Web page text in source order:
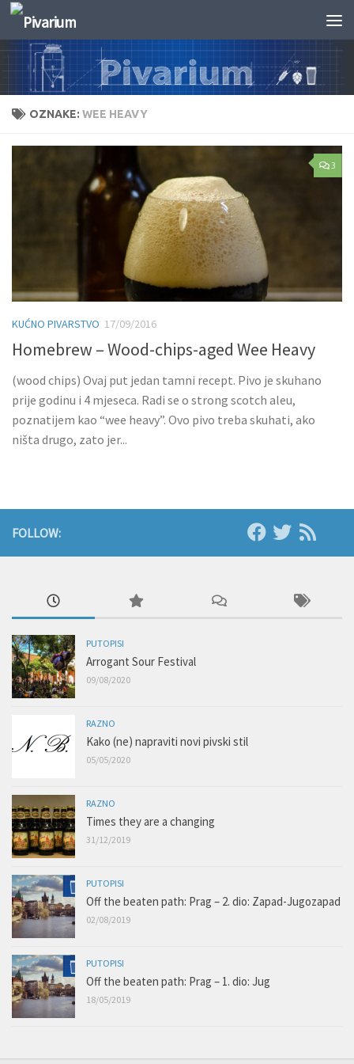
Skip to content
OZNAKE: WEE HEAVY
3
KUĆNO PIVARSTVO 17/09/2016
Homebrew – Wood-chips-aged Wee Heavy
(wood chips) Ovaj put jedan tamni recept. Pivo je skuhano
prije godinu i 4 mjeseca. Radi se o strong scotch aleu,
poznatijem kao “wee heavy”. Ovo pivo treba skuhati, ako
ništa drugo, zato jer...
FOLLOW:
PUTOPISI
Arrogant Sour Festival
09/08/2020
RAZNO
Kako (ne) napraviti novi pivski stil
05/05/2020
RAZNO
Times they are a changing
31/12/2019
PUTOPISI
Off the beaten path: Prag – 2. dio: Zapad-Jugozapad
02/08/2019
PUTOPISI
Off the beaten path: Prag – 1. dio: Jug
18/05/2019